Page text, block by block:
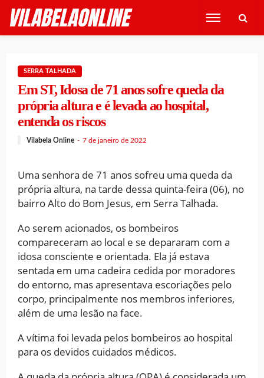
SERRA TALHADA
Em ST, Idosa de 71 anos sofre queda da
própria altura e é levada ao hospital,
entenda os riscos
Vilabela Online 7 de janeiro de 2022
Uma senhora de 71 anos sofreu uma queda da
própria altura, na tarde dessa quinta-feira (06), no
bairro Alto do Bom Jesus, em Serra Talhada.
Ao serem acionados, os bombeiros
compareceram ao local e se depararam com a
idosa consciente e orientada. Ela já estava
sentada em uma cadeira cedida por moradores
do entorno, mas apresentava escoriações pelo
corpo, principalmente nos membros inferiores,
além de uma lesão na face.
A vítima foi levada pelos bombeiros ao hospital
para os devidos cuidados médicos.